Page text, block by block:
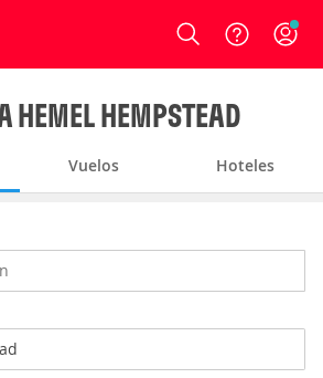
Login
HEMEL HEMPSTEAD
Vuelos Hoteles